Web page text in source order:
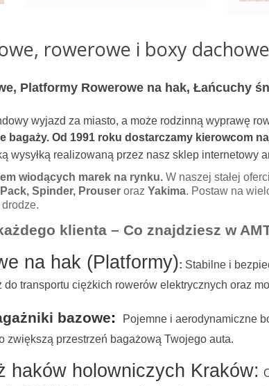
rowerowe i boxy
Platformy Rowerowe na hak, Łańcuchy
wyjazd za miasto, a może rodzinną wyprawę
bagaży. Od 1991 roku dostarczamy kierowcom
wysyłką realizowaną przez nasz sklep internetowy
wiodących marek na rynku. W naszej stałej
Spinder, Prouser oraz Yakima. Postaw na
klienta – Co znajdziesz w
na hak (Platformy): Stabilne i
transportu ciężkich rowerów elektrycznych oraz
bazowe:
Pojemne i aerodynamiczne
zwiększą przestrzeń bagażową Twojego auta.
haków holowniczych Kraków: